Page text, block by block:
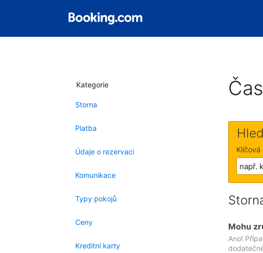
Kategorie
Storna
Platba
Údaje o rezervaci
Komunikace
Typy pokojů
Ceny
Kreditní karty
Klíčová
Mohu
Ano!